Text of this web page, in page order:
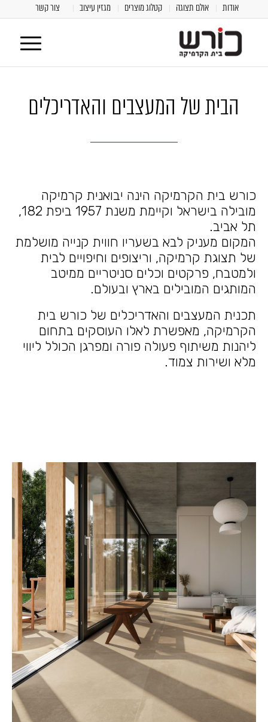
אודות אולם תצוגה קטלוג מוצרים מגזין עיצוב צור קשר
הבית של המעצבים והאדריכלים
כורש בית הקרמיקה הינה יבואנית קרמיקה
מובילה בישראל וקיימת משנת 1957 ביפת 182,
תל אביב.
המקום מעניק לבא בשעריו חווית קנייה מושלמת
של תצוגת קרמיקה, וריצופים וחיפויים לבית
ולמטבח, פרקטים וכלים סניטריים ממיטב
המותגים המובילים בארץ ובעולם.
תכנית המעצבים והאדריכלים של כורש בית
הקרמיקה, מאפשרת לאלו העוסקים בתחום
ליהנות משיתוף פעולה פורה ומפרגן הכולל ליווי
מלא ושירות צמוד.